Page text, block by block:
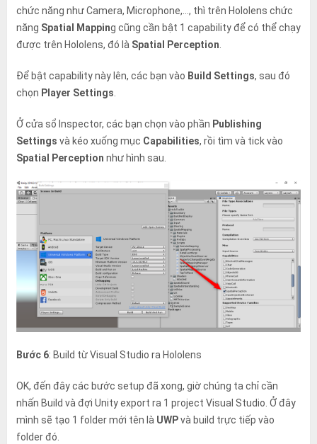
chức năng như Camera, Microphone,…, thì trên Hololens chức
năng Spatial Mapping cũng cần bật 1 capability để có thể chạy
được trên Hololens, đó là Spatial Perception
Để bật capability này lên, các bạn vào Build Settings, sau đó
chọn Player Settings
Ở cửa sổ Inspector, các bạn chọn vào phần Publishing
Settings và kéo xuống mục Capabilities, rồi tìm và tick vào
Spatial Perception như hình sau.
Bước 6: Build từ Visual Studio ra Hololens
OK, đến đây các bước setup đã xong, giờ chúng ta chỉ cần
nhấn Build và đợi Unity export ra 1 project Visual Studio. Ở đây
mình sẽ tạo 1 folder mới tên là UWPvà build trực tiếp vào
folder đó.